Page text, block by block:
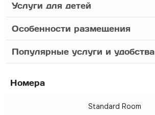
Услуги для детей
Особенности размещения
Популярные услуги и удобства
Номера
Standard Room